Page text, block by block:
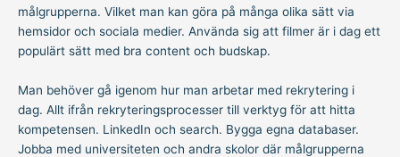
målgrupperna. Vilket man kan göra på många olika sätt via
hemsidor och sociala medier. Använda sig att filmer är i dag ett
populärt sätt med bra content och budskap.
Man behöver gå igenom hur man arbetar med rekrytering i
dag. Allt ifrån rekryteringsprocesser till verktyg för att hitta
kompetensen. LinkedIn och search. Bygga egna databaser.
Jobba med universiteten och andra skolor där målgrupperna